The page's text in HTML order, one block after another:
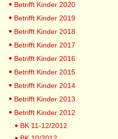
Betrifft Kinder 2020
Betrifft Kinder 2019
Betrifft Kinder 2018
Betrifft Kinder 2017
Betrifft Kinder 2016
Betrifft Kinder 2015
Betrifft Kinder 2014
Betrifft Kinder 2013
Betrifft Kinder 2012
BK 11-12/2012